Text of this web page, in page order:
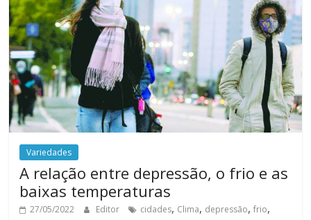
Variedades
A relação entre depressão, o frio e as
baixas temperaturas
27/05/2022 Editor cidades, Clima, depressão,frio,